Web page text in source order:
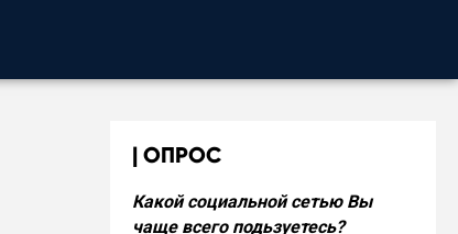
ОПРОС
Какой социальной сетью Вы
чаще всего подьзуетесь?